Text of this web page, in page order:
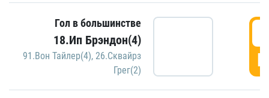
Гол в большинстве
18.Ип Брэндон(4)
91.Вон Тайлер(4), 26.Сквайрз
Грег(2)